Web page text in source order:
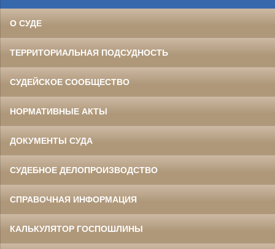
О СУДЕ
ТЕРРИТОРИАЛЬНАЯ ПОДСУДНОСТЬ
СУДЕЙСКОЕ СООБЩЕСТВО
НОРМАТИВНЫЕ АКТЫ
ДОКУМЕНТЫ СУДА
СУДЕБНОЕ ДЕЛОПРОИЗВОДСТВО
СПРАВОЧНАЯ ИНФОРМАЦИЯ
КАЛЬКУЛЯТОР ГОСПОШЛИНЫ